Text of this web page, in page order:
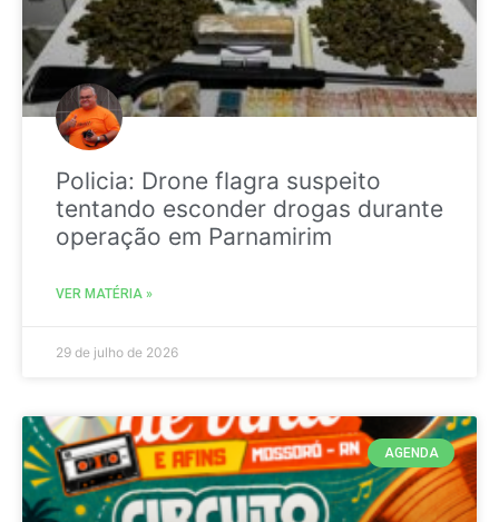
Policia: Drone flagra suspeito
tentando esconder drogas durante
operação em Parnamirim
VER MATÉRIA »
29 de julho de 2026
AGENDA